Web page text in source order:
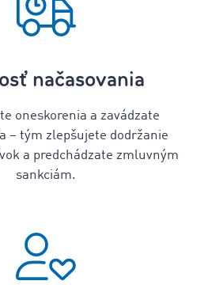
načasovania
oneskorenia a zavádzate
– tým zlepšujete dodržanie
a predchádzate zmluvným
sankciám.